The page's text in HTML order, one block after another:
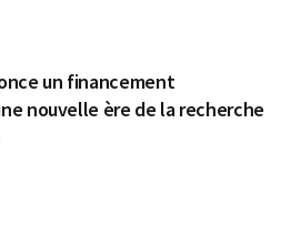
un financement
nouvelle ère de la recherche